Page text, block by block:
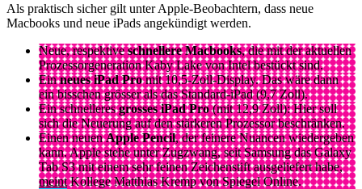
Als praktisch sicher gilt unter Apple-Beobachtern, dass neue
Macbooks und neue iPads angekündigt werden.
Neue, respektiveschnellere Macbooks, die mit der aktuellen
Prozessorgeneration Kaby Lake von Intel bestückt sind.
Einneues iPad Promit 10,5-Zoll-Display. Das wäre dann
ein bisschen grösser als das Standard-iPad (9,7 Zoll).
Ein schnelleresgrosses iPad Pro(mit 12,9 Zoll): Hier soll
sich die Neuerung auf den stärkeren Prozessor beschränken.
Einen neuenApple Pencil, der feinere Nuancen wiedergeben
kann. Apple stehe unter Zugzwang, seit Samsung das Galaxy
Tab S3 mit einem sehr feinen Zeichenstift ausgeliefert habe,
meintKollege Matthias Kremp von Spiegel Online.